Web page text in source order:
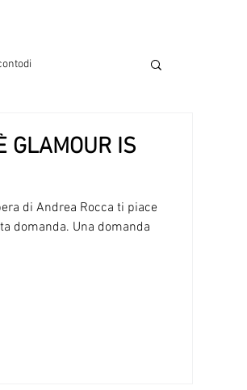
GLAMOUR IS
di Andrea Rocca ti piace
domanda. Una domanda